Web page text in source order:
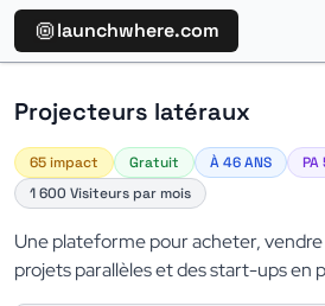
launchwhere.com
Projecteurs latéraux
65 impact Gratuit À 46 ANS
PA
1 600 Visiteurs par mois
Une plateforme pour acheter,
projets parallèles et des start-ups en